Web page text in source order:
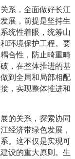
系，全面做好长江
展，前提是坚持生
统性着眼，统筹山
环境保护工程。要
合性，防止畸重畸
，在整体推进的基
到全局和局部相配
，实现整体推进和
的关系，探索协同
经济带绿色发展，
。这不仅是实现可
设的重大原则。生